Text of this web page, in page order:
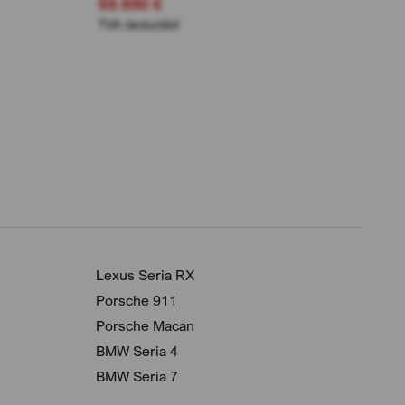
TVA deductibil
Lexus Seria RX
Porsche 911
Porsche Macan
BMW Seria 4
BMW Seria 7